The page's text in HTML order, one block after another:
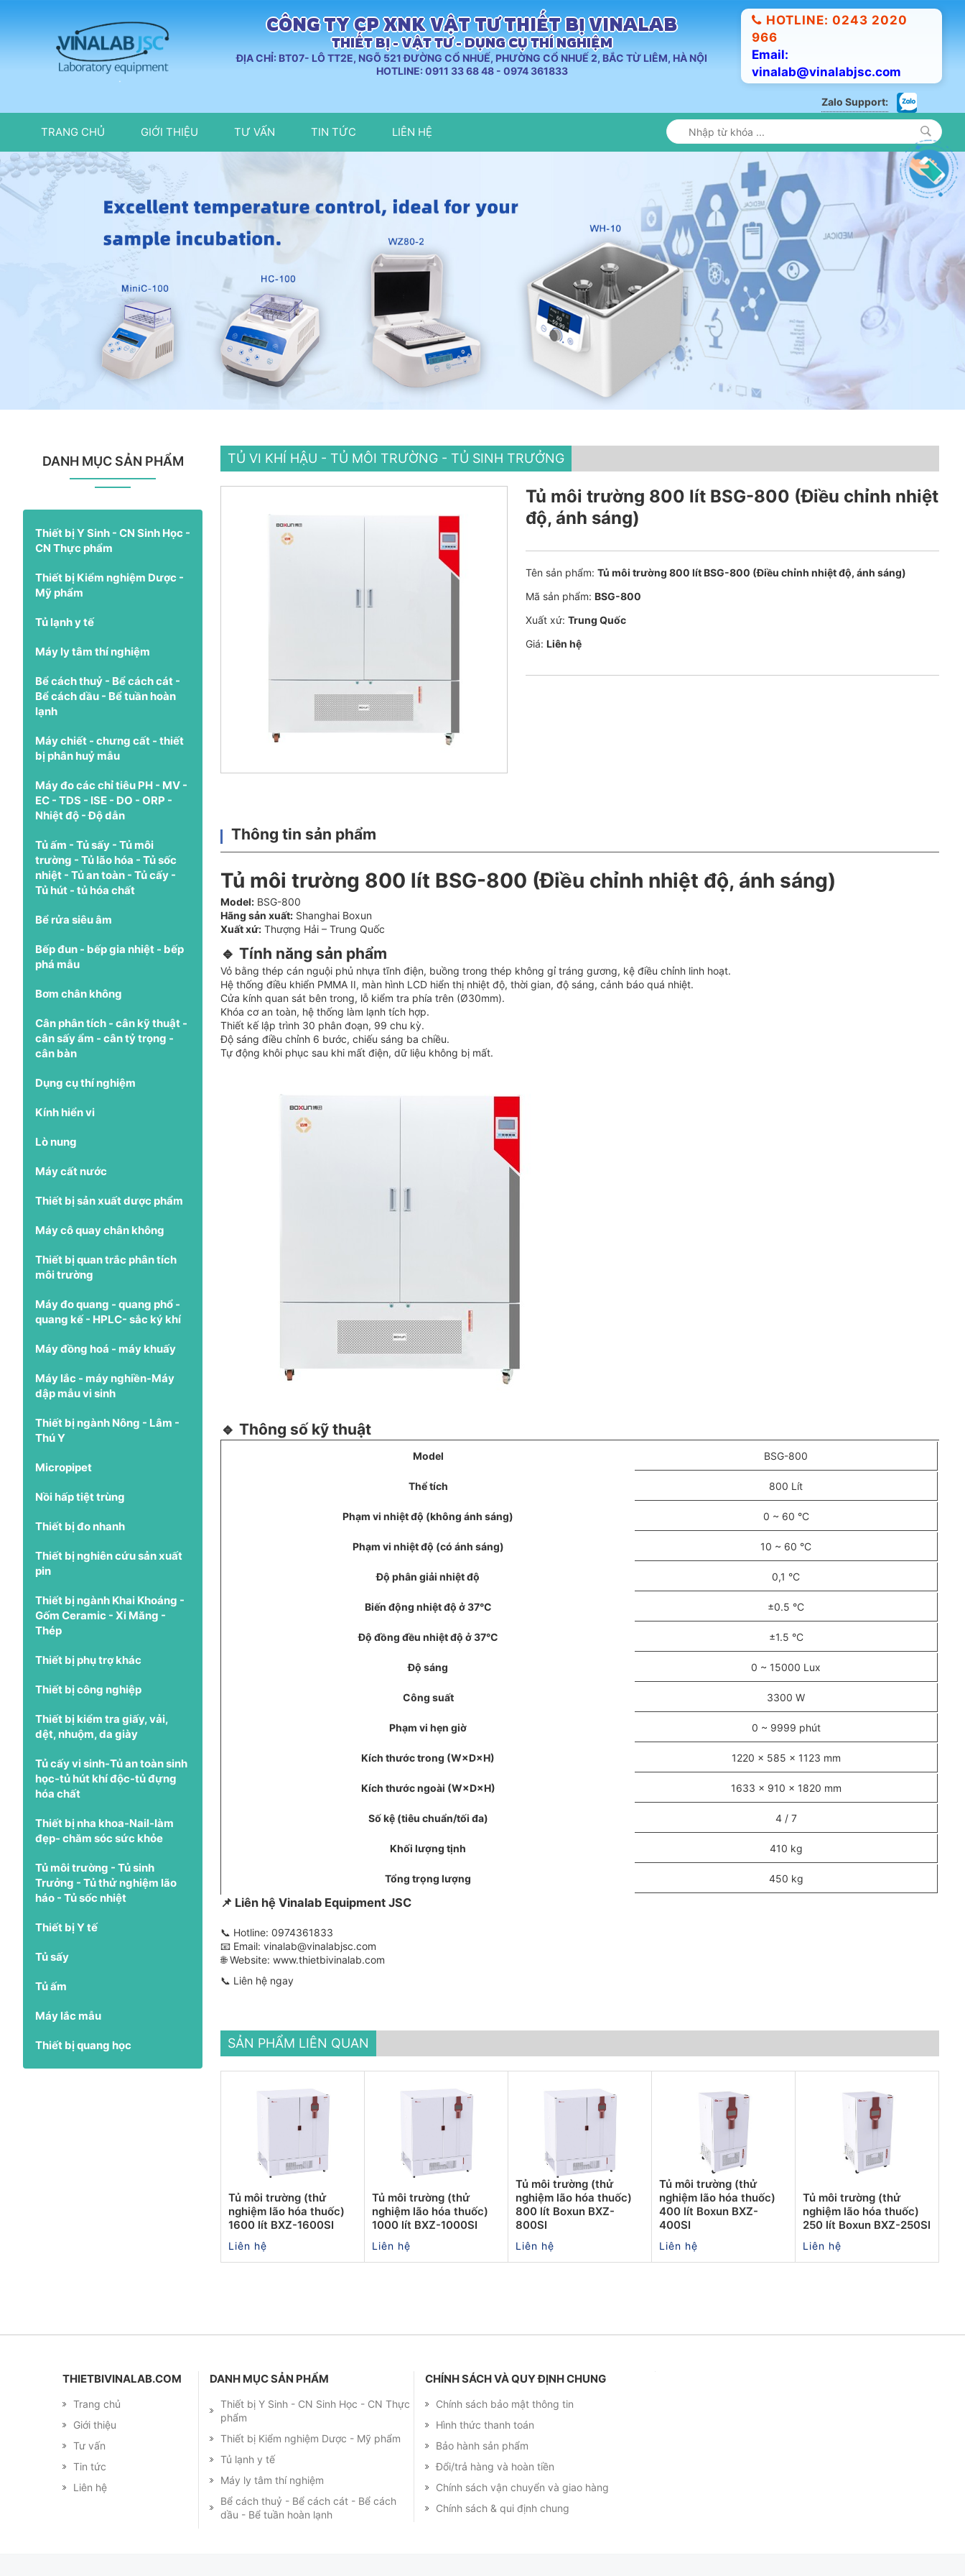
CÔNG TY CP XNK VẬT TƯ THIẾT BỊ VINALAB
THIẾT BỊ - VẬT TƯ - DỤNG CỤ THÍ NGHIỆM
ĐỊA CHỈ: BT07- LÔ TT2E, NGÕ 521 ĐƯỜNG CỔ NHUẾ, PHƯỜNG CỔ NHUẾ 2, BẮC TỪ LIÊM, HÀ NỘI
HOTLINE: 0911 33 68 48 - 0974 361833
HOTLINE: 0243 2020
966
Email:
vinalab@vinalabjsc.com
Zalo Support:
TRANG CHỦ GIỚI THIỆU TƯ VẤN TIN TỨC LIÊN HỆ
DANH MỤC SẢN PHẨM
Thiết bị Y Sinh - CN Sinh Học -
CN Thực phẩm
Thiết bị Kiểm nghiệm Dược -
Mỹ phẩm
Tủ lạnh y tế
Máy ly tâm thí nghiệm
Bể cách thuỷ - Bể cách cát -
Bể cách dầu - Bể tuần hoàn
lạnh
Máy chiết - chưng cất - thiết
bị phân huỷ mẫu
Máy đo các chỉ tiêu PH - MV -
EC - TDS - ISE - DO - ORP -
Nhiệt độ - Độ dẫn
Tủ ấm - Tủ sấy - Tủ môi
trường - Tủ lão hóa - Tủ sốc
nhiệt - Tủ an toàn - Tủ cấy -
Tủ hút - tủ hóa chất
Bể rửa siêu âm
Bếp đun - bếp gia nhiệt - bếp
phá mẫu
Bơm chân không
Cân phân tích - cân kỹ thuật -
cân sấy ẩm - cân tỷ trọng -
cân bàn
Dụng cụ thí nghiệm
Kính hiển vi
Lò nung
Máy cất nước
Thiết bị sản xuất dược phẩm
Máy cô quay chân không
Thiết bị quan trắc phân tích
môi trường
Máy đo quang - quang phổ -
quang kế - HPLC- sắc ký khí
Máy đồng hoá - máy khuấy
Máy lắc - máy nghiền-Máy
dập mẫu vi sinh
Thiết bị ngành Nông - Lâm -
Thú Y
Micropipet
Nồi hấp tiệt trùng
Thiết bị đo nhanh
Thiết bị nghiên cứu sản xuất
pin
Thiết bị ngành Khai Khoáng -
Gốm Ceramic - Xi Măng -
Thép
Thiết bị phụ trợ khác
Thiết bị công nghiệp
Thiết bị kiểm tra giấy, vải,
dệt, nhuộm, da giày
Tủ cấy vi sinh-Tủ an toàn sinh
học-tủ hút khí độc-tủ đựng
hóa chất
Thiết bị nha khoa-Nail-làm
đẹp- chăm sóc sức khỏe
Tủ môi trường - Tủ sinh
Trưởng - Tủ thử nghiệm lão
háo - Tủ sốc nhiệt
Thiết bị Y tế
Tủ sấy
Tủ ấm
Máy lắc mẫu
Thiết bị quang học
TỦ VI KHÍ HẬU - TỦ MÔI TRƯỜNG - TỦ SINH TRƯỞNG
Tủ môi trường 800 lít BSG-800 (Điều chỉnh nhiệt
độ, ánh sáng)
Tên sản phẩm: Tủ môi trường 800 lít BSG-800 (Điều chỉnh nhiệt độ, ánh sáng)
Mã sản phẩm: BSG-800
Xuất xứ: Trung Quốc
Giá: Liên hệ
Thông tin sản phẩm
Tủ môi trường 800 lít BSG-800 (Điều chỉnh nhiệt độ, ánh sáng)
Model: BSG-800
Hãng sản xuất: Shanghai Boxun
Xuất xứ: Thượng Hải – Trung Quốc
🔹 Tính năng sản phẩm
Vỏ bằng thép cán nguội phủ nhựa tĩnh điện, buồng trong thép không gỉ tráng gương, kệ điều chỉnh linh hoạt.
Hệ thống điều khiển PMMA II, màn hình LCD hiển thị nhiệt độ, thời gian, độ sáng, cảnh báo quá nhiệt.
Cửa kính quan sát bên trong, lỗ kiểm tra phía trên (Ø30mm).
Khóa cơ an toàn, hệ thống làm lạnh tích hợp.
Thiết kế lập trình 30 phân đoạn, 99 chu kỳ.
Độ sáng điều chỉnh 6 bước, chiếu sáng ba chiều.
Tự động khôi phục sau khi mất điện, dữ liệu không bị mất.
🔹 Thông số kỹ thuật
Model BSG-800
Thể tích 800 Lít
Phạm vi nhiệt độ (không ánh sáng) 0 ~ 60 °C
Phạm vi nhiệt độ (có ánh sáng) 10 ~ 60 °C
Độ phân giải nhiệt độ 0,1 °C
Biến động nhiệt độ ở 37°C ±0.5 °C
Độ đồng đều nhiệt độ ở 37°C ±1.5 °C
Độ sáng 0 ~ 15000 Lux
Công suất 3300 W
Phạm vi hẹn giờ 0 ~ 9999 phút
Kích thước trong (W×D×H) 1220 × 585 × 1123 mm
Kích thước ngoài (W×D×H) 1633 × 910 × 1820 mm
Số kệ (tiêu chuẩn/tối đa) 4 / 7
Khối lượng tịnh 410 kg
Tổng trọng lượng 450 kg
📌 Liên hệ Vinalab Equipment JSC
📞 Hotline: 0974361833
📧 Email: vinalab@vinalabjsc.com
🌐 Website: www.thietbivinalab.com
📞 Liên hệ ngay
SẢN PHẨM LIÊN QUAN
Tủ môi trường (thử
nghiệm lão hóa thuốc)
1600 lít BXZ-1600SI
Liên hệ
Tủ môi trường (thử
nghiệm lão hóa thuốc)
1000 lít BXZ-1000SI
Liên hệ
Tủ môi trường (thử
nghiệm lão hóa thuốc)
800 lít Boxun BXZ-
800SI
Liên hệ
Tủ môi trường (thử
nghiệm lão hóa thuốc)
400 lít Boxun BXZ-
400SI
Liên hệ
Tủ môi trường (thử
nghiệm lão hóa thuốc)
250 lít Boxun BXZ-250SI
Liên hệ
THIETBIVINALAB.COM
Trang chủ
Giới thiệu
Tư vấn
Tin tức
Liên hệ
DANH MỤC SẢN PHẨM
Thiết bị Y Sinh - CN Sinh Học - CN Thực
phẩm
Thiết bị Kiểm nghiệm Dược - Mỹ phẩm
Tủ lạnh y tế
Máy ly tâm thí nghiệm
Bể cách thuỷ - Bể cách cát - Bể cách
dầu - Bể tuần hoàn lạnh
CHÍNH SÁCH VÀ QUY ĐỊNH CHUNG
Chính sách bảo mật thông tin
Hình thức thanh toán
Bảo hành sản phẩm
Đổi/trả hàng và hoàn tiền
Chính sách vận chuyển và giao hàng
Chính sách & qui định chung